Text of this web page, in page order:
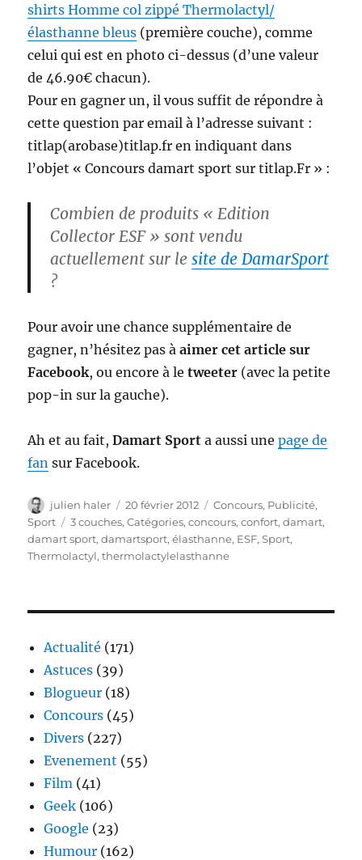
shirts Homme col zippé Thermolactyl/
élasthanne bleus (première couche), comme
celui qui est en photo ci-dessus (d’une valeur
de 46.90€ chacun).
Pour en gagner un, il vous suffit de répondre à
cette question par email à l’adresse suivant :
titlap(arobase)titlap.fr en indiquant dans
l’objet « Concours damart sport sur titlap.Fr » :
Combien de produits « Edition
Collector ESF » sont vendu
actuellement sur lesite de DamarSport
?
Pour avoir une chance supplémentaire de
gagner, n’hésitez pas àaimer cet article sur
Facebook, ou encore à letweeter (avec la petite
pop-in sur la gauche).
Ah et au fait,Damart Sport a aussi unepage de
fan sur Facebook.
Auteur
julien haler
Publié
le
20 février 2012 Catégories
Concours, Publicité,
Sport
Étiquettes
3 couches,Catégories,concours,confort,damart,
damart sport,damartsport,élasthanne, ESF,Sport,
Thermolactyl,thermolactylelasthanne
Actualité (171)
Astuces (39)
Blogueur (18)
Concours (45)
Divers (227)
Evenement (55)
Film (41)
Geek (106)
Google (23)
Humour (162)